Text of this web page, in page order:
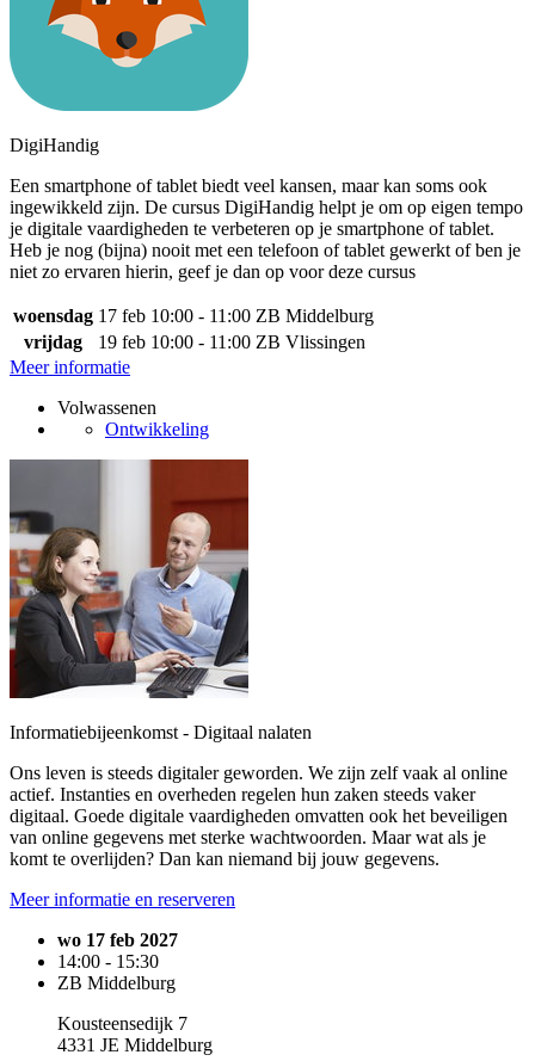
DigiHandig
Een smartphone of tablet biedt veel kansen, maar kan soms ook
ingewikkeld zijn. De cursus DigiHandig helpt je om op eigen tempo
je digitale vaardigheden te verbeteren op je smartphone of tablet.
Heb je nog (bijna) nooit met een telefoon of tablet gewerkt of ben je
niet zo ervaren hierin, geef je dan op voor deze cursus
woensdag 17 feb 10:00 - 11:00 ZB Middelburg
vrijdag
19 feb 10:00 - 11:00 ZB Vlissingen
Meer informatie
Volwassenen
Ontwikkeling
Informatiebijeenkomst - Digitaal nalaten
Ons leven is steeds digitaler geworden. We zijn zelf vaak al online
actief. Instanties en overheden regelen hun zaken steeds vaker
digitaal. Goede digitale vaardigheden omvatten ook het beveiligen
van online gegevens met sterke wachtwoorden. Maar wat als je
komt te overlijden? Dan kan niemand bij jouw gegevens.
Meer informatie en reserveren
wo 17 feb 2027
14:00 - 15:30
ZB Middelburg
Kousteensedijk 7
4331 JE Middelburg